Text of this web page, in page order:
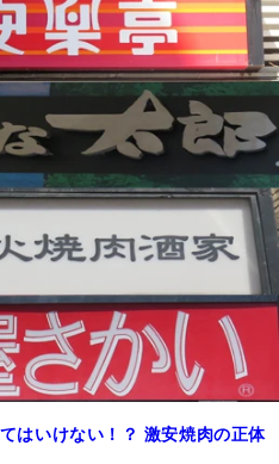
はいけない！？ 激安焼肉の正体